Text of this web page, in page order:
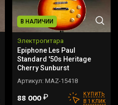
В НАЛИЧИИ
Электрогитара
Epiphone Les Paul
Standard '50s Heritage
Cherry Sunburst
Артикул: MAZ-15418
88 000₽
КУПИТЬ
В 1 КЛИК